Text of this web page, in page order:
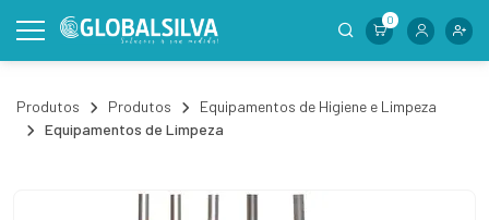
0
Produtos Produtos
Equipamentos de Higiene e Limpeza
Equipamentos de Limpeza